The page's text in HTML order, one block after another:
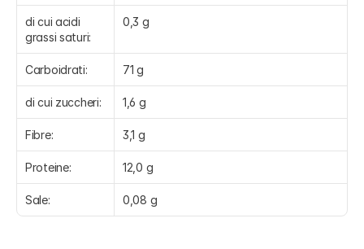
di cui acidi
grassi saturi:
0,3 g
Carboidrati: 71 g
di cui zuccheri: 1,6 g
Fibre: 3,1 g
Proteine: 12,0 g
Sale: 0,08 g